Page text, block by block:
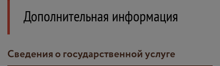
Дополнительная информация
Сведения о государственной услуге